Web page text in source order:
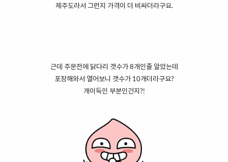
제주도라서 그런지 가격이 더 비싸더라구요.
근데 주문전에 닭다리 갯수가 8개인줄 알았는데
포장해와서 열어보니 갯수가 10개더라구요?
개이득인 부분인건지?!